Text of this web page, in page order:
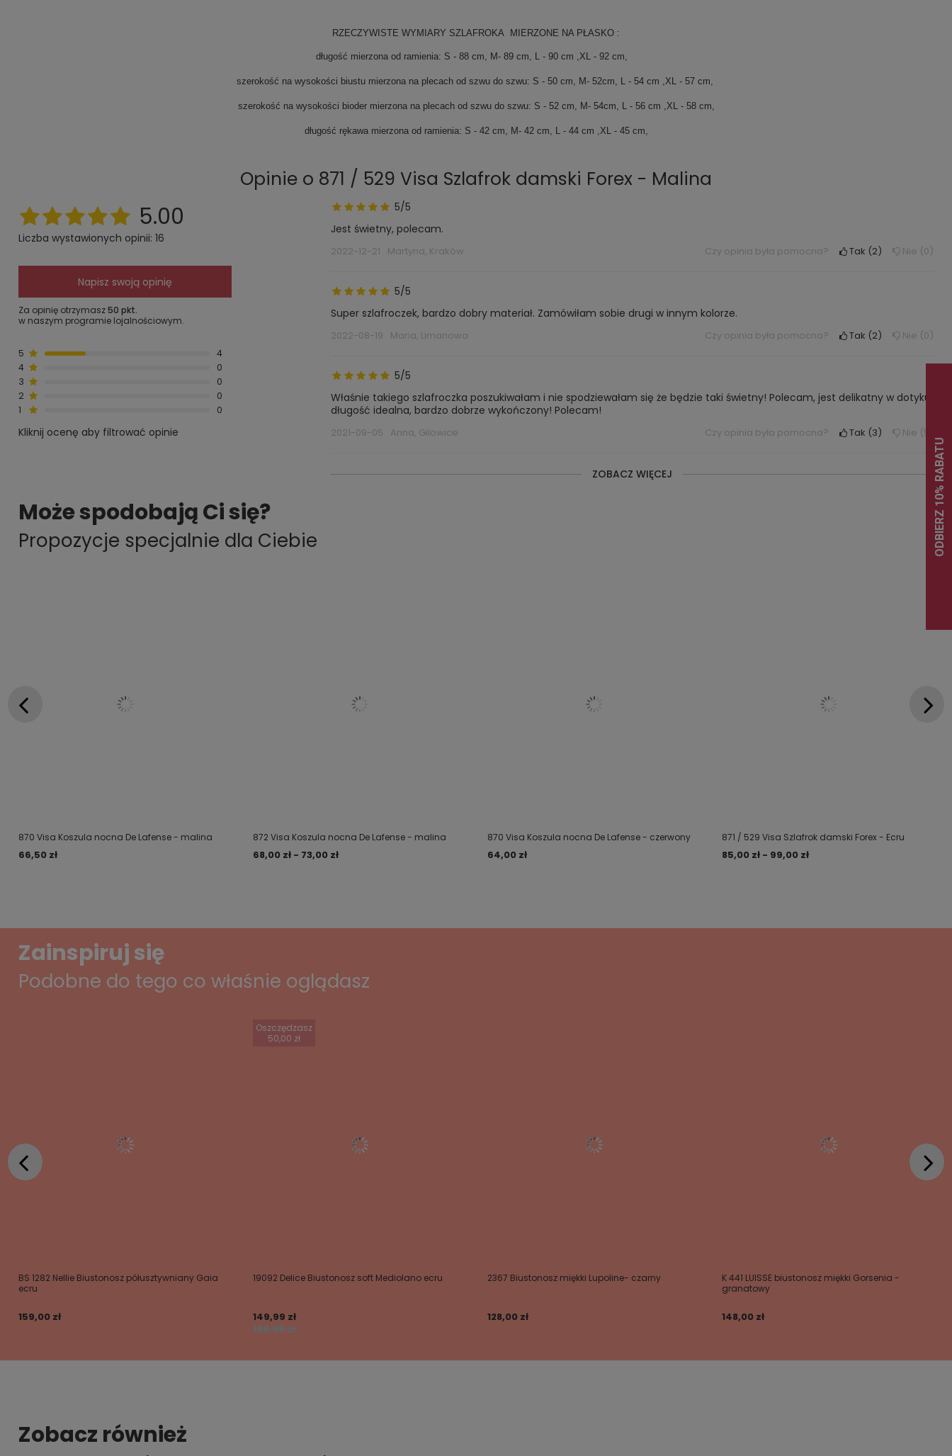
RZECZYWISTE WYMIARY SZLAFROKA MIERZONE NA PŁASKO :
długość mierzona od ramienia: S - 88 cm, M- 89 cm, L - 90 cm ,XL - 92 cm,
szerokość na wysokości biustu mierzona na plecach od szwu do szwu: S - 50 cm, M- 52cm, L - 54 cm ,XL - 57 cm,
szerokość na wysokości bioder mierzona na plecach od szwu do szwu: S - 52 cm, M- 54cm, L - 56 cm ,XL - 58 cm,
długość rękawa mierzona od ramienia: S - 42 cm, M- 42 cm, L - 44 cm ,XL - 45 cm,
Opinie o 871 / 529 Visa Szlafrok damski Forex - Malina
5.00
Liczba wystawionych opinii: 16
Napisz swoją opinię
Za opinię otrzymasz50 pkt.
w naszym programie lojalnościowym.
5
4
4
0
3
0
2
0
1
0
Kliknij ocenę aby filtrować opinie
5/5
Jest świetny, polecam.
2022-12-21 Martyna, Kraków Czy opinia była pomocna? Tak 2 Nie 0
5/5
Super szlafroczek, bardzo dobry materiał. Zamówiłam sobie drugi w innym kolorze.
2022-08-19 Maria, Limanowa Czy opinia była pomocna? Tak 2 Nie 0
5/5
Właśnie takiego szlafroczka poszukiwałam i nie spodziewałam się że będzie taki świetny! Polecam, jest delikatny w dotyku,
długość idealna, bardzo dobrze wykończony! Polecam!
2021-09-05 Anna, Gilowice Czy opinia była pomocna? Tak 3 Nie 5
ZOBACZ WIĘCEJ
Może spodobają Ci się?
Propozycje specjalnie dla Ciebie
870 Visa Koszula nocna De Lafense - malina
66,50 zł
872 Visa Koszula nocna De Lafense - malina
68,00 zł - 73,00 zł
870 Visa Koszula nocna De Lafense - czerwony
64,00 zł
871 / 529 Visa Szlafrok damski Forex - Ecru
85,00 zł - 99,00 zł
Zainspiruj się
Podobne do tego co właśnie oglądasz
BS 1282 Nellie Biustonosz półusztywniany Gaia
ecru
159,00 zł
Oszczędzasz
50,00 zł
19092 Delice Biustonosz soft Mediolano ecru
199,99 zł
149,99 zł
2367 Biustonosz miękki Lupoline- czarny
128,00 zł
K 441 LUISSE biustonosz miękki Gorsenia -
granatowy
148,00 zł
Zobacz również